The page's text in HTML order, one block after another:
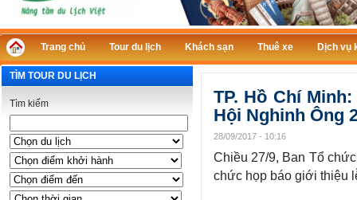
Trang chủ Tour du lịch Khách sạn Thuê xe Dịch vụ
TÌM TOUR DU LỊCH
Tìm kiếm
TP. Hồ Chí
Hội Nghinh Ông
28/09/2017 - 10:16
Chiều 27/9, Ban Tổ
chức họp báo giới thiệu